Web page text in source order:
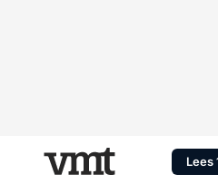
Lees